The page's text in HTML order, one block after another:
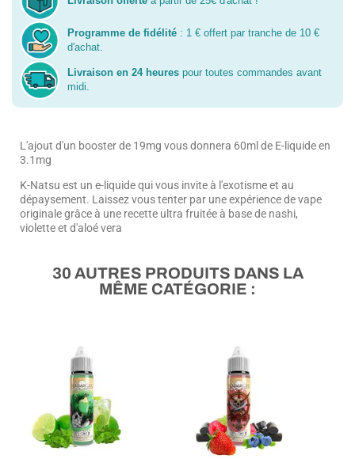
Programme de fidélité : 1 € offert par tranche de 10 €
d'achat.
Livraison en 24 heures pour toutes commandes avant
midi.
L'ajout d'un booster de 19mg vous donnera 60ml de E-liquide en
3.1mg
K-Natsu est un e-liquide qui vous invite à l'exotisme et au
dépaysement. Laissez vous tenter par une expérience de vape
originale grâce à une recette ultra fruitée à base de nashi,
violette et d'aloé vera
30 AUTRES PRODUITS DANS LA
MÊME CATÉGORIE :